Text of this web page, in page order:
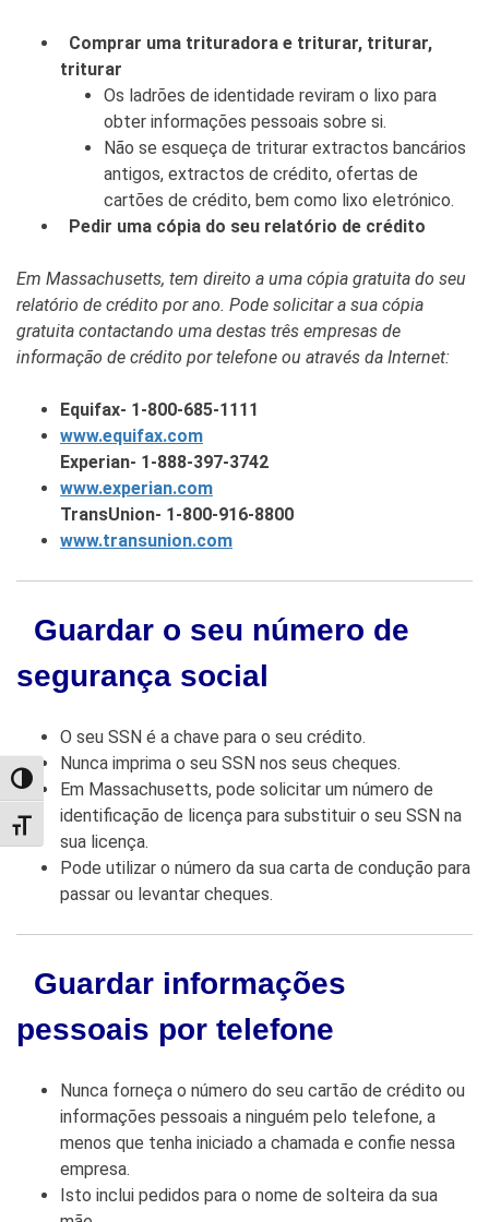
TOGGLE HIGH CONTRAST
TOGGLE FONT SIZE
Comprar uma trituradora e triturar, triturar,
triturar
Os ladrões de identidade reviram o lixo para
obter informações pessoais sobre si.
Não se esqueça de triturar extractos bancários
antigos, extractos de crédito, ofertas de
cartões de crédito, bem como lixo eletrónico.
Pedir uma cópia do seu relatório de crédito
Em Massachusetts, tem direito a uma cópia gratuita do seu
relatório de crédito por ano. Pode solicitar a sua cópia
gratuita contactando uma destas três empresas de
informação de crédito por telefone ou através da Internet:
Equifax- 1-800-685-1111
www.equifax.com
Experian- 1-888-397-3742
www.experian.com
TransUnion- 1-800-916-8800
www.transunion.com
Guardar o seu número de
segurança social
O seu SSN é a chave para o seu crédito.
Nunca imprima o seu SSN nos seus cheques.
Em Massachusetts, pode solicitar um número de
identificação de licença para substituir o seu SSN na
sua licença.
Pode utilizar o número da sua carta de condução para
passar ou levantar cheques.
Guardar informações
pessoais por telefone
Nunca forneça o número do seu cartão de crédito ou
informações pessoais a ninguém pelo telefone, a
menos que tenha iniciado a chamada e confie nessa
empresa.
Isto inclui pedidos para o nome de solteira da sua